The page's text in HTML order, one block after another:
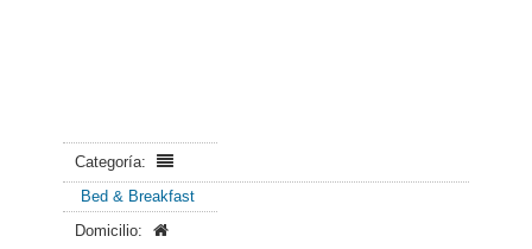
Categoría:
Bed & Breakfast
Domicilio: